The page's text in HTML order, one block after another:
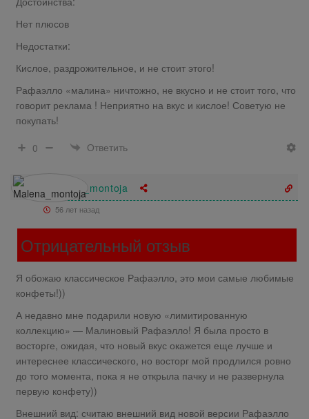
Нет плюсов
Недостатки:
Кислое, раздрожительное, и не стоит этого!
Рафаэлло «малина» ничтожно, не вкусно и не стоит того, что
говорит реклама ! Неприятно на вкус и кислое! Советую не
покупать!
0
Ответить
Malena_montoja
56 лет назад
Отрицательный отзыв
Я обожаю классическое Рафаэлло, это мои самые любимые
конфеты!))
А недавно мне подарили новую «лимитированную
коллекцию» — Малиновый Рафаэлло! Я была просто в
восторге, ожидая, что новый вкус окажется еще лучше и
интереснее классического, но восторг мой продлился ровно
до того момента, пока я не открыла пачку и не развернула
первую конфету))
Внешний вид: считаю внешний вид новой версии Рафаэлло